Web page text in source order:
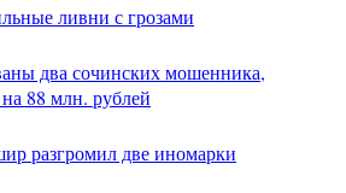
ливни с грозами
два сочинских мошенника,
88 млн. рублей
разгромил две иномарки